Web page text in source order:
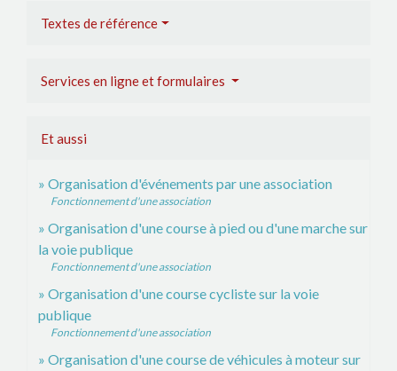
Textes de référence
Services en ligne et formulaires
Et aussi
Organisation d'événements par une association
Fonctionnement d'une association
Organisation d'une course à pied ou d'une marche sur
la voie publique
Fonctionnement d'une association
Organisation d'une course cycliste sur la voie
publique
Fonctionnement d'une association
Organisation d'une course de véhicules à moteur sur